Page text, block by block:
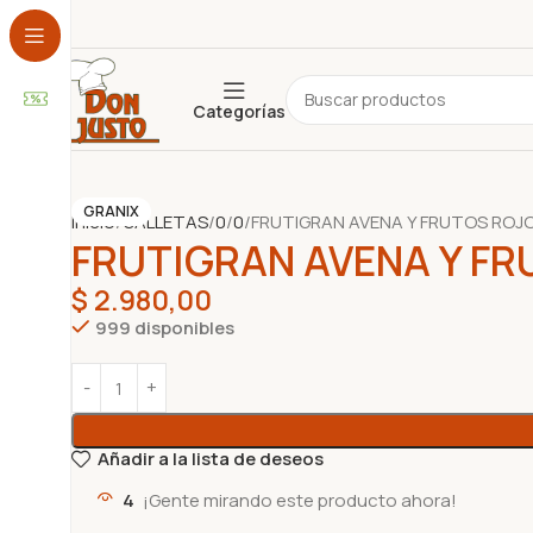
ADEREZOS
ALFAJORES
CEREALES
CONSERVAS
COPETÍN
COTILLÓN
DESAYUNO Y MERIENDA
DESCARTABLES
ESPECIAS Y CONDIMENTOS
FARMACIA Y PERFUMERÍA
FRUTOS SECOS
GOLOSINAS
INFUSIONES
JUGUETES
NO PERECEDEROS
Categorías
GRANIX
Inicio GALLETAS 0 0 FRUTIGRAN AVENA Y FRUTOS
FRUTIGRAN AVENA Y
$ 2.980,00
999 disponibles
Añadir a la lista de deseos
4 ¡Gente mirando este producto ahora!